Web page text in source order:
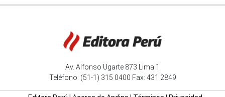
Av. Alfonso Ugarte 873 Lima 1
Teléfono: (51-1) 315 0400 Fax: 431 2849